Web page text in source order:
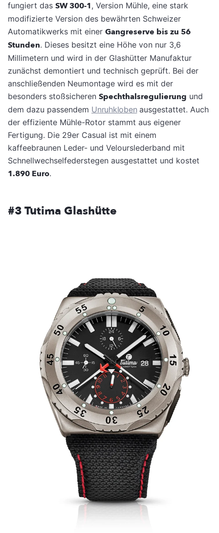
fungiert das SW 300-1, Version Mühle, eine stark
modifizierte Version des bewährten Schweizer
Automatikwerks mit einer Gangreserve bis zu 56
Stunden. Dieses besitzt eine Höhe von nur 3,6
Millimetern und wird in der Glashütter Manufaktur
zunächst demontiert und technisch geprüft. Bei der
anschließenden Neumontage wird es mit der
besonders stoßsicheren Spechthalsregulierung und
dem dazu passendem Unruhkloben ausgestattet. Auch
der effiziente Mühle-Rotor stammt aus eigener
Fertigung. Die 29er Casual ist mit einem
kaffeebraunen Leder- und Velourslederband mit
Schnellwechselfederstegen ausgestattet und kostet
1.890 Euro.
#3 Tutima Glashütte